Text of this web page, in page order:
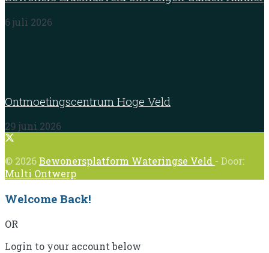
6 juli 2026
Ontmoetingscentrum Hoge Veld
29 juni 2026
© 2026Bewonersplatform Wateringse Veld - Door:
Multi Ontwerp
Welcome Back!
OR
Login to your account below